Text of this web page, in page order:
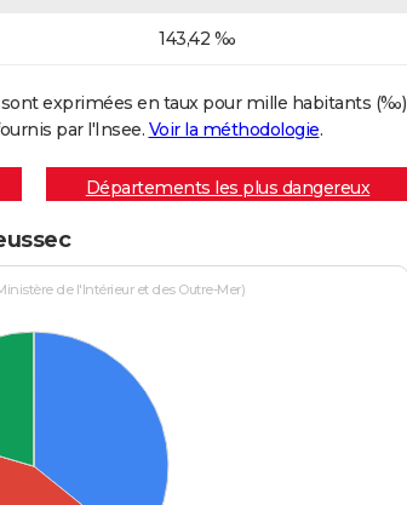
143,42 ‰
exprimées en taux pour mille habitants (‰)
par l'Insee. Voir la méthodologie.
Départements les plus dangereux
de l'Intérieur et des Outre-Mer)